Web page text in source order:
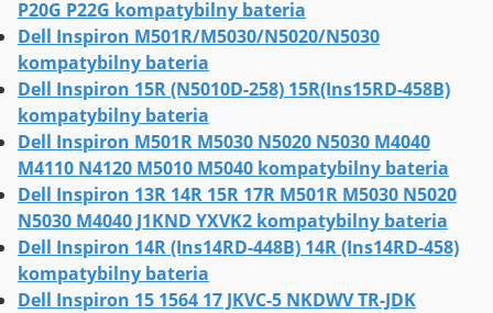
P20G P22G kompatybilny bateria
Dell Inspiron M501R/M5030/N5020/N5030
kompatybilny bateria
Dell Inspiron 15R (N5010D-258) 15R(Ins15RD-458B)
kompatybilny bateria
Dell Inspiron M501R M5030 N5020 N5030 M4040
M4110 N4120 M5010 M5040 kompatybilny bateria
Dell Inspiron 13R 14R 15R 17R M501R M5030 N5020
N5030 M4040 J1KND YXVK2 kompatybilny bateria
Dell Inspiron 14R (Ins14RD-448B) 14R (Ins14RD-458)
kompatybilny bateria
Dell Inspiron 15 1564 17 JKVC-5 NKDWV TR-JDK